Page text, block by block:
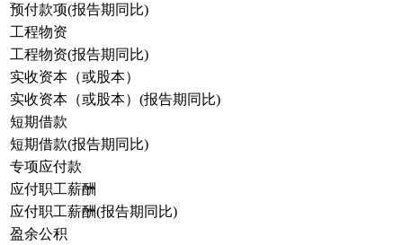
预付款项(报告期同比)
工程物资
工程物资(报告期同比)
实收资本（或股本）
实收资本（或股本）(报告期同比)
短期借款
短期借款(报告期同比)
专项应付款
应付职工薪酬
应付职工薪酬(报告期同比)
盈余公积